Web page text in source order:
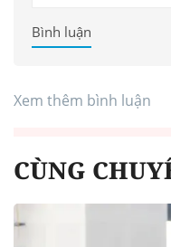
Bình luận
Xem thêm bình luận
CÙNG